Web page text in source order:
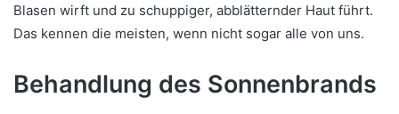
Blasen wirft und zu schuppiger, abblätternder Haut führt.
Das kennen die meisten, wenn nicht sogar alle von uns.
Behandlung des Sonnenbrands